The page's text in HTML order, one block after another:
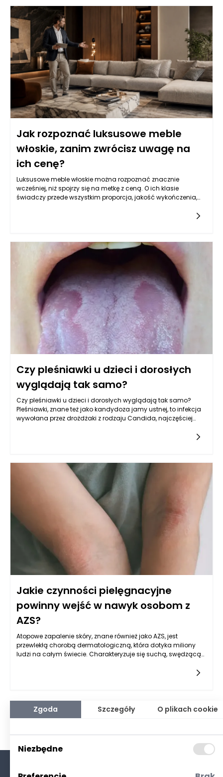
niż kredyty konsumpcyjne czy osobiste. Dzięki niższym stopom
procentowym i dłuższym okresom spłaty, pozwala na
pozyskanie znacznych sum pieniędzy, które można
przeznaczyć na zakup przestrzeni przystosowanej do
działalności rehabilitacyjnej. Warto zatem zastanowić się nad
możliwościami, jakie oferuje ten produkt dla przedsiębiorców z
branży zdrowotnej.
Jak rozpoznać luksusowe meble
włoskie, zanim zwrócisz uwagę na
ich cenę?
Luksusowe meble włoskie można rozpoznać znacznie
wcześniej, niż spojrzy się na metkę z ceną. O ich klasie
świadczy przede wszystkim proporcja, jakość wykończenia,
argumentem, ponieważ drogi mebel nie zawsze oznacza
produkt rzeczywiście premium. Warto najpierw ocenić, czy
dany model wygląda spójnie z każdej strony, czy detale są
wykonane starannie, czy zastosowane materiały mają
szlachetną fakturę i czy projekt nie opiera się wyłącznie na
chwilowej modzie. Luksusowe meble włoskie zwykle wyróżniają
się spokojną elegancją, nawet wtedy, gdy mają mocniejszą
formę lub bardziej dekoracyjny charakter. Nie sprawiają
wrażenia przypadkowego przepychu, lecz dobrze
przemyślanego projektu, w którym każdy element ma swoje
uzasadnienie. Istotne jest także to, jak mebel zachowuje się w
kontakcie z użytkownikiem: czy sofa jest wygodna, czy krzesło
zapewnia stabilne podparcie, czy stół ma odpowiednią
analizie cena staje się częścią oceny, a nie jej punktem
wyjścia.
Czy pleśniawki u dzieci i dorosłych
wyglądają tak samo?
Czy pleśniawki u dzieci i dorosłych wyglądają tak samo?
Pleśniawki, znane też jako kandydoza jamy ustnej, to infekcja
wywołana przez drożdżaki z rodzaju Candida, najczęściej
Jakie czynności pielęgnacyjne
powinny wejść w nawyk osobom z
AZS?
Atopowe zapalenie skóry, znane również jako AZS, jest
przewlekłą chorobą dermatologiczną, która dotyka miliony
ludzi na całym świecie. Charakteryzuje się suchą, swędzącą
nasilenie objawów. Przede wszystkim kluczowe jest
zrozumienie, że pielęgnacja skóry z AZS nie jest jednorazowym
działaniem, a procesem, który wymaga codziennych rytuałów
Zgoda Szczegóły O plikach cookie
Niezbędne